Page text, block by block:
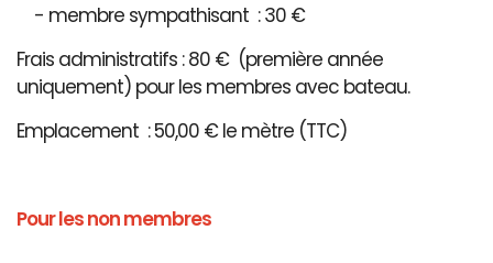
- membre sympathisant : 30 €
Frais administratifs : 80 € (première année
uniquement) pour les membres avec bateau.
Emplacement : 50,00 € le mètre (TTC)
Pour les non membres